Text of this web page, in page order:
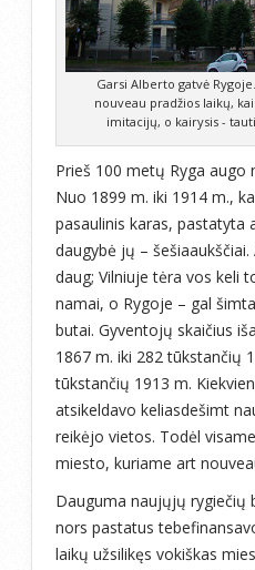
Garsi Alberto gatvė
nouveau pradžios laikų,
imitacijų, o kairysis -
Prieš 100 metų Ryga augo
Nuo 1899 m. iki 1914 m.,
pasaulinis karas, pastatyta
daugybė jų –
daug; Vilniuje tėra vos keli
namai, o Rygoje – gal
butai. Gyventojų skaičius
1867 m. iki 282 tūkstančių
tūkstančių 1913 m.
atsikeldavo keliasdešimt
reikėjo vietos. Todėl
miesto, kuriame art
Dauguma naujųjų rygiečių
nors pastatus
laikų užsilikęs vokiškas